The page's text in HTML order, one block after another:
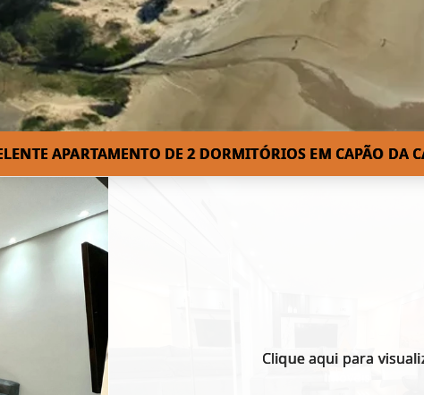
APARTAMENTO DE 2 DORMITÓRIOS EM CAPÃO DA
Clique aqui para